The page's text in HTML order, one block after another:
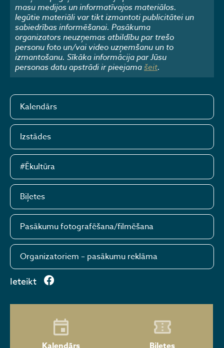
masu medijos un informatīvajos materiālos.
Iegūtie materiāli var tikt izmantoti publicitātei un
sabiedrības informēšanai. Pasākuma
organizators neuzņemas atbildību par trešo
personu foto un/vai video uzņemšanu un to
izmantošanu. Sīkāka informācija par Jūsu
personas datu apstrādi ir pieejamašeit.
Kalendārs
Izstādes
#Ēkultūra
Biļetes
Pasākumu fotografēšana/filmēšana
Organizatoriem – pasākumu reklāma
Ieteikt